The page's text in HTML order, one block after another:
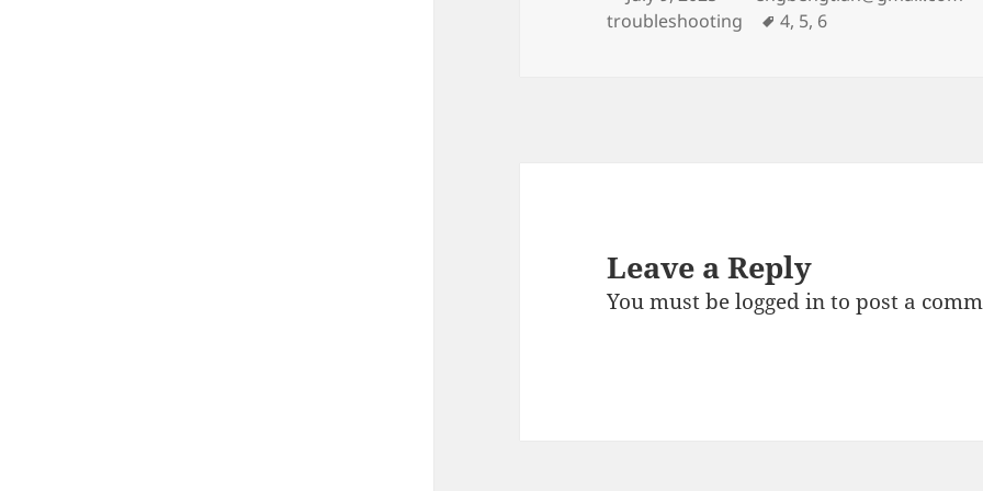
on
troubleshooting
Tags
4, 5, 6
Leave a Reply
You must belogged into post a